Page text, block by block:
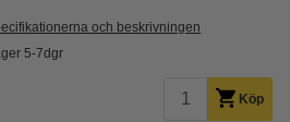
och beskrivningen
5-7dgr
Köp